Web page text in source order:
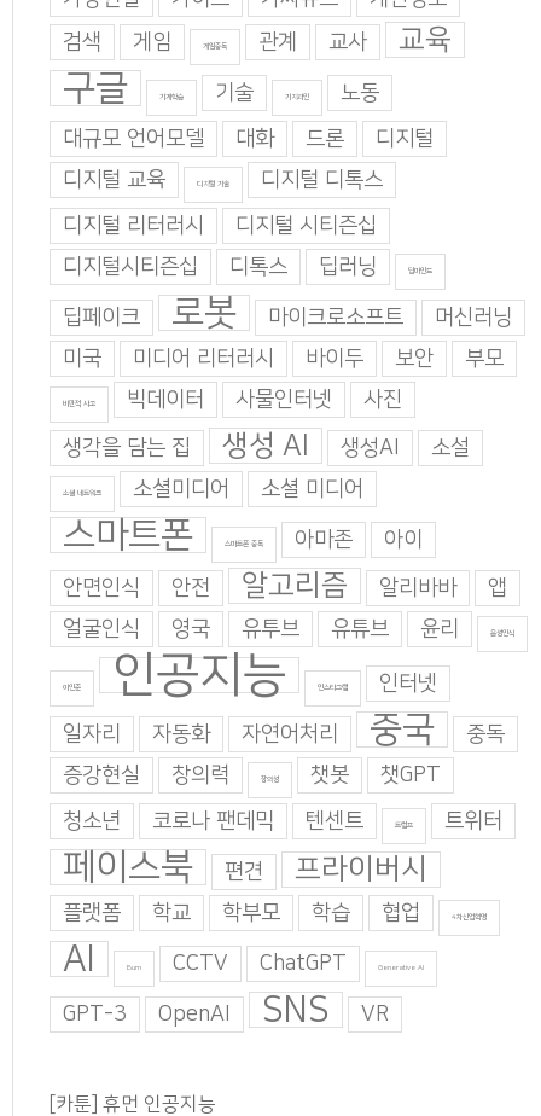
검색
게임 게임중독 관계 교사 교육
구글 기계학습 기술 기지과인
노동
대규모 언어모델
대화 드론
디지털
디지털 교육
디지털 기술
디지털 디톡스
디지털 리터러시
디지털 시티즌십
디지털시티즌십
디톡스 딥러닝 딥마인드
딥페이크 로봇 마이크로소프트
머신러닝
미국
미디어 리터러시 바이두 보안 부모
비판적 사고 빅데이터 사물인터넷
사진
생각을 담는 집
생성 AI 생성AI 소설
소셜 네트워크 소셜미디어 소셜 미디어
스마트폰 스마트폰 중독 아마존
아이
안면인식
안전 알고리즘 알리바바
앱
얼굴인식
영국 유투브 유튜브 윤리 음성인식
이인준 인공지능 인스타그램 인터넷
일자리 자동화 자연어처리 중국
중독
증강현실
창의력 창의성 챗봇
챗GPT
청소년
코로나 팬데믹 텐센트 트럼프 트위터
페이스북 편견 프라이버시
플랫폼 학교 학부모 학습 협업 4차산업혁명
AI Burn CCTV ChatGPT Generative AI
GPT-3 OpenAI SNS VR
[카툰] 휴먼 인공지능